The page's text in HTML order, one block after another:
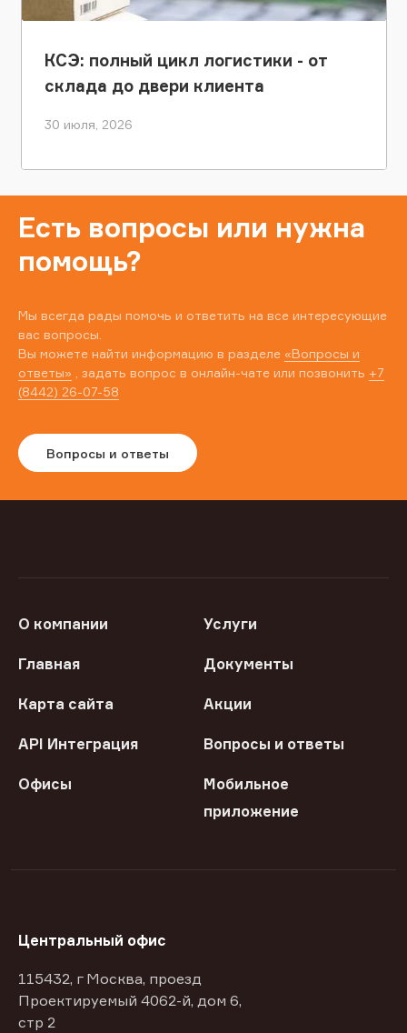
КСЭ: полный цикл логистики - от
склада до двери клиента
30 июля, 2026
Есть вопросы или нужна
помощь?
Мы всегда рады помочь и ответить на все интересующие
вас вопросы.
Вы можете найти информацию в разделе «Вопросы и
ответы» , задать вопрос в онлайн-чате или позвонить +7
(8442) 26-07-58
Вопросы и ответы
О компании Услуги
Главная Документы
Карта сайта Акции
API Интеграция Вопросы и ответы
Офисы
Мобильное
приложение
Центральный офис
115432, г Москва, проезд
Проектируемый 4062-й, дом 6,
стр 2